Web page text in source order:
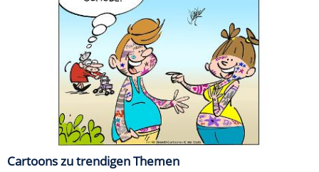
Cartoons zu trendigen Themen